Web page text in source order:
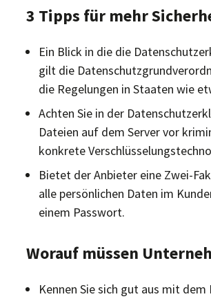
3 Tipps für mehr
Ein Blick in die die
gilt die
die Regelungen in Staaten wie
Achten Sie in der
Dateien auf dem Server vor
konkrete
Bietet der Anbieter eine Zwei-
alle persönlichen Daten im
einem Passwort.
Worauf müssen
Kennen Sie sich gut aus mit